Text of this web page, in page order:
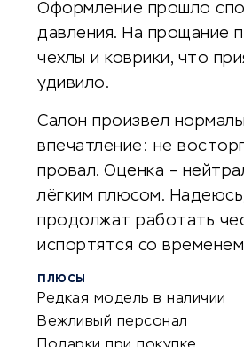
Оформление прошло
давления. На прощание
чехлы и коврики, что
удивило.
Салон произвел
впечатление: не
провал. Оценка –
лёгким плюсом.
продолжат работать
испортятся со
ПЛЮСЫ
Редкая модель в наличии
Вежливый персонал